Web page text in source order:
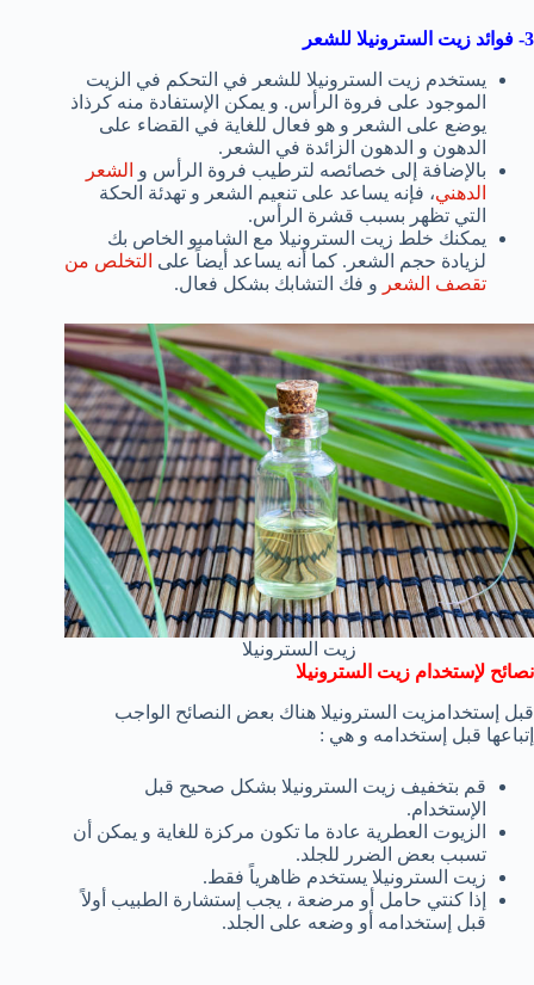
3- فوائد زيت السترونيلا للشعر
يستخدم زيت السترونيلا للشعر في التحكم في الزيت
الموجود على فروة الرأس. و يمكن الإستفادة منه كرذاذ
يوضع على الشعر و هو فعال للغاية في القضاء على
الدهون و الدهون الزائدة في الشعر.
بالإضافة إلى خصائصه لترطيب فروة الرأس و الشعر
الدهني، فإنه يساعد على تنعيم الشعر و تهدئة الحكة
التي تظهر بسبب قشرة الرأس.
يمكنك خلط زيت السترونيلا مع الشامبو الخاص بك
لزيادة حجم الشعر. كما أنه يساعد أيضاً على التخلص من
تقصف الشعر و فك التشابك بشكل فعال.
زيت السترونيلا
نصائح لإستخدام زيت السترونيلا
قبل إستخدامزيت السترونيلا هناك بعض النصائح الواجب
إتباعها قبل إستخدامه و هي :
قم بتخفيف زيت السترونيلا بشكل صحيح قبل
الإستخدام.
الزيوت العطرية عادة ما تكون مركزة للغاية و يمكن أن
تسبب بعض الضرر للجلد.
زيت السترونيلا يستخدم ظاهرياً فقط.
إذا كنتي حامل أو مرضعة ، يجب إستشارة الطبيب أولاً
قبل إستخدامه أو وضعه على الجلد.